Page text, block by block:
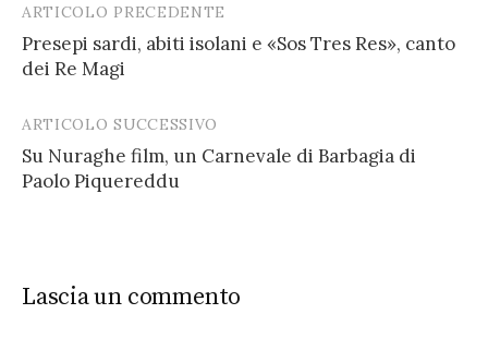
Post
navigation
ARTICOLO PRECEDENTE
Presepi sardi, abiti isolani e «Sos Tres Res», canto
dei Re Magi
ARTICOLO SUCCESSIVO
Su Nuraghe film, un Carnevale di Barbagia di
Paolo Piquereddu
Lascia un commento